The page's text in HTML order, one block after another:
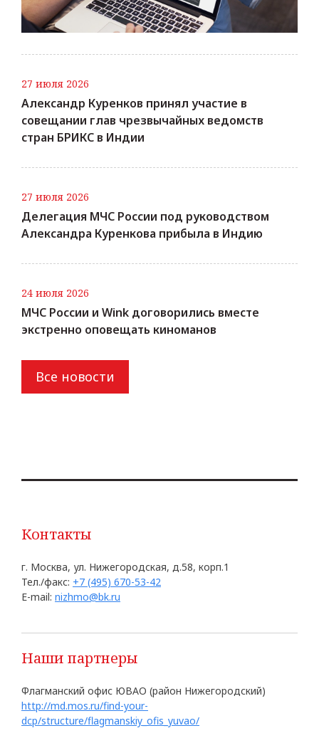
27 июля 2026
Александр Куренков принял участие в
совещании глав чрезвычайных ведомств
стран БРИКС в Индии
27 июля 2026
Делегация МЧС России под руководством
Александра Куренкова прибыла в Индию
24 июля 2026
МЧС России и Wink договорились вместе
экстренно оповещать киноманов
Все новости
Контакты
г. Москва, ул. Нижегородская, д.58, корп.1
Тел./факс: +7 (495) 670-53-42
E-mail: nizhmo@bk.ru
Наши партнеры
Флагманский офис ЮВАО (район Нижегородский)
http://md.mos.ru/find-your-
dcp/structure/flagmanskiy_ofis_yuvao/